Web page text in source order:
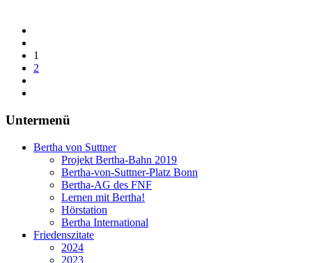
1
2
Untermenü
Bertha von Suttner
Projekt Bertha-Bahn 2019
Bertha-von-Suttner-Platz Bonn
Bertha-AG des FNF
Lernen mit Bertha!
Hörstation
Bertha International
Friedenszitate
2024
2023